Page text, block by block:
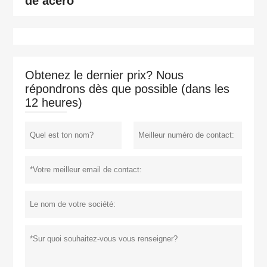
Obtenez le dernier prix? Nous
répondrons dès que possible (dans les
12 heures)